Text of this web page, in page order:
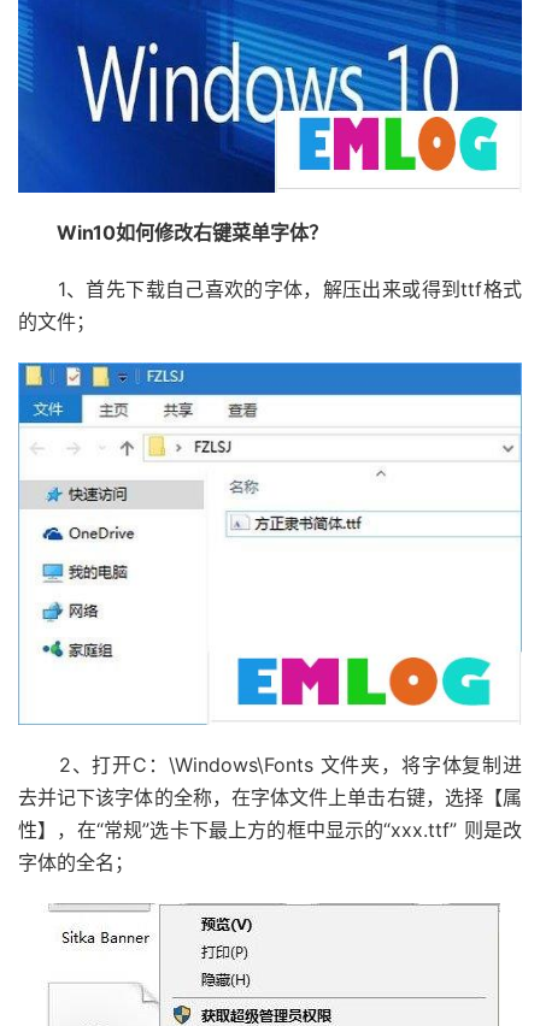
Win10如何修改右键菜单字体？
1、首先下载自己喜欢的字体，解压出来或得到ttf格式
的文件；
2、打开C：\Windows\Fonts 文件夹，将字体复制进
去并记下该字体的全称，在字体文件上单击右键，选择【属
性】，在“常规”选卡下最上方的框中显示的“xxx.ttf” 则是改
字体的全名；